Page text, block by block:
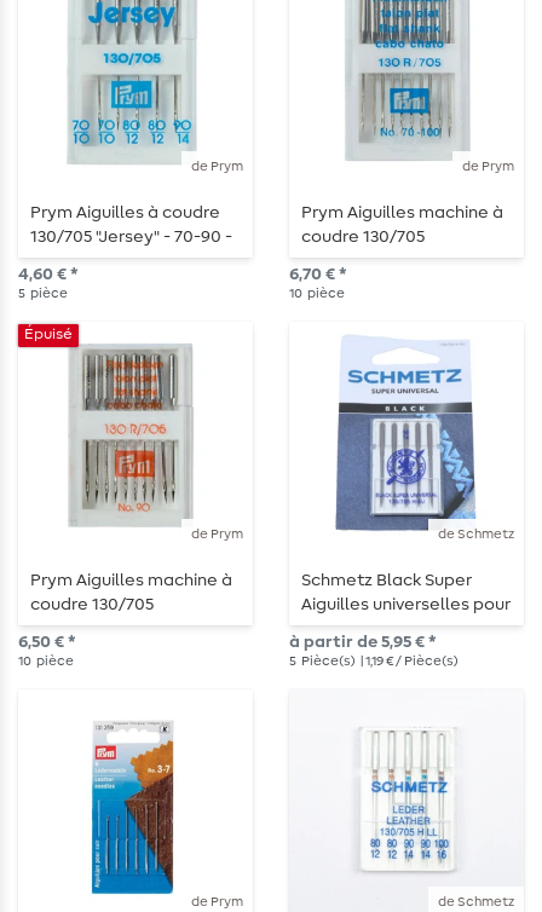
de Prym
Prym Aiguilles à coudre
130/705 "Jersey" - 70-90 -
5 pièces
4,60 € *
5 pièce
de Prym
Prym Aiguilles machine à
coudre 130/705
"Standard" - 70-100 - 10
pièces
6,70 € *
10 pièce
de Prym
Épuisé
Prym Aiguilles machine à
coudre 130/705
"Standard" - 90 - 10
pièces
6,50 € *
10 pièce
de Schmetz
Schmetz Black Super
Aiguilles universelles pour
machines à coudre
à partir de 5,95 € *
5 Pièce(s) | 1,19 € / Pièce(s)
de Prym de Schmetz